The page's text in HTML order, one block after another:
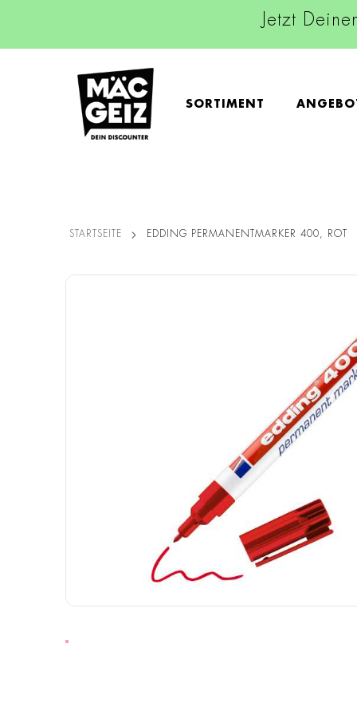
Jetzt
SORTIMENT
STARTSEITE EDDING PERMANENTMARKER 400, ROT
Zum